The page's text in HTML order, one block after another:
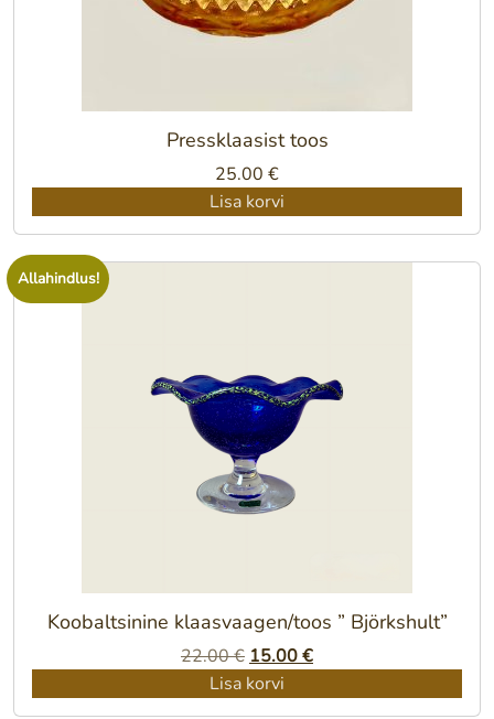
Pressklaasist toos
25.00 €
Lisa korvi
Allahindlus!
Koobaltsinine klaasvaagen/toos ” Björkshult”
22.00€ Algne
hind
15.00€Praegune
Lisa korvi